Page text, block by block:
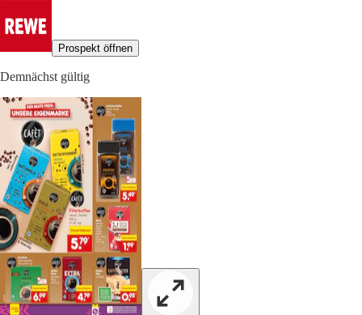
Prospekt öffnen
Demnächst gültig